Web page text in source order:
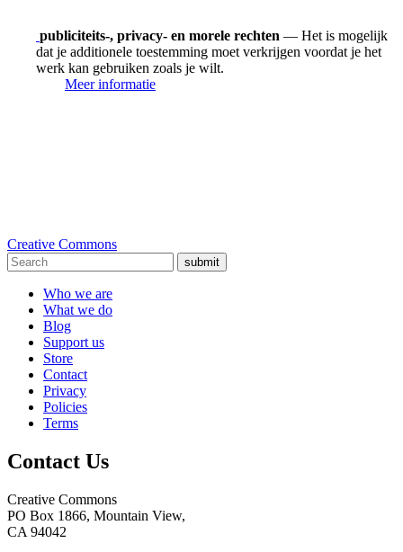
publiciteits-, privacy- en morele rechten — Het is mogelijk
dat je additionele toestemming moet verkrijgen voordat je het
werk kan gebruiken zoals je wilt.
Meer informatie
Creative Commons
submit
Who we are
What we do
Blog
Support us
Store
Contact
Privacy
Policies
Terms
Contact Us
Creative Commons
PO Box 1866, Mountain View,
CA 94042